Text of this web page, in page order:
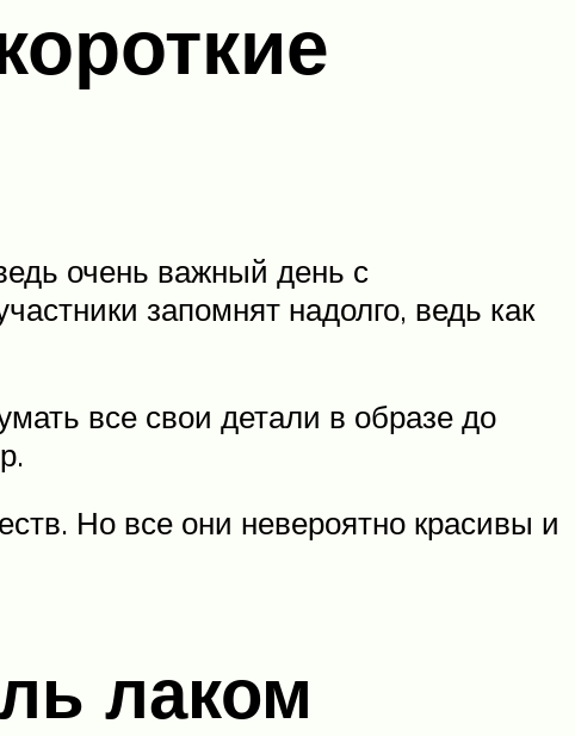
очень важный день с
запомнят надолго, ведь как
все свои детали в образе до
Но все они невероятно красивы и
лаком